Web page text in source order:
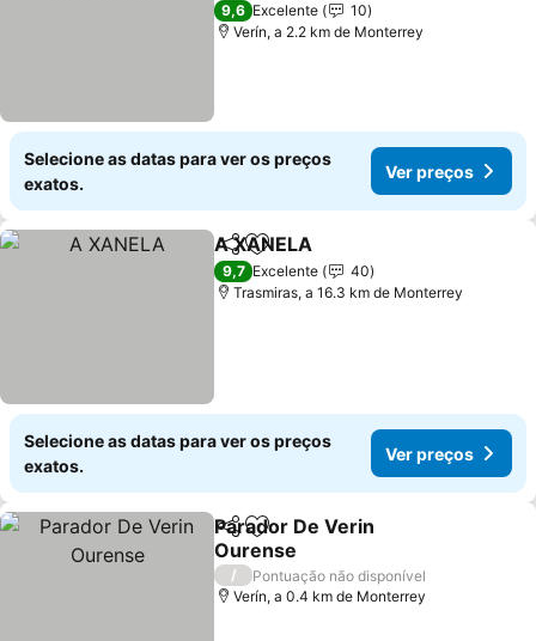
9,6 Excelente
10
Verín, a 2.2 km de Monterrey
Selecione as datas para ver os preços
exatos.
Ver preços
PartilharAdicionar aos favoritos
A XANELA
9,7 Excelente
40
Trasmiras, a 16.3 km de Monterrey
Selecione as datas para ver os preços
exatos.
Ver preços
PartilharAdicionar aos favoritos
Parador De Verin
Ourense
/
Pontuação não disponível
Verín, a 0.4 km de Monterrey